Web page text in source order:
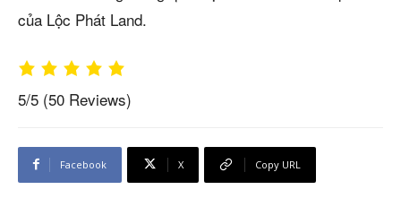
của Lộc Phát Land.
5/5 (50 Reviews)
Facebook X Copy URL